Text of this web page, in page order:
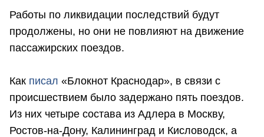
Работы по ликвидации последствий будут
продолжены, но они не повлияют на движение
пассажирских поездов.
Как писал «Блокнот Краснодар», в связи с
происшествием было задержано пять поездов.
Из них четыре состава из Адлера в Москву,
Ростов-на-Дону, Калининград и Кисловодск, а